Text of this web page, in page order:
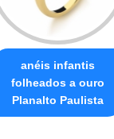
anéis infantis
folheados a ouro
Planalto Paulista